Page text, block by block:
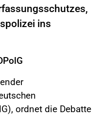
ins
ordnet die Debatte